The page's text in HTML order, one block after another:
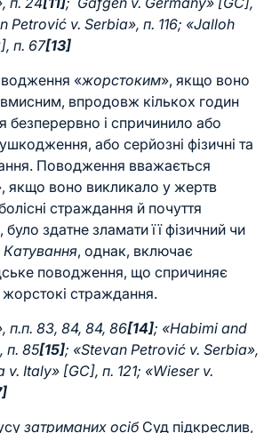
Petrović v. Serbia», п. 116; «Jalloh
п. 67[13]
«жорстоким», якщо воно
впродовж кількох годин
безперервно і спричинило або
ушкодження, або серйозні фізичні та
Поводження вважається
якщо воно викликало у жертв
страждання й почуття
було здатне зламати її фізичний чи
Катування, однак, включає
поводження, що спричиняє
страждання.
п.п. 83, 84, 84, 86[14]; «Habimi and
п. 85[15]; «Stevan Petrović v. Serbia»,
v. Italy» [GC], п. 121; «Wieser v.
затриманих осіб Суд підкреслив,